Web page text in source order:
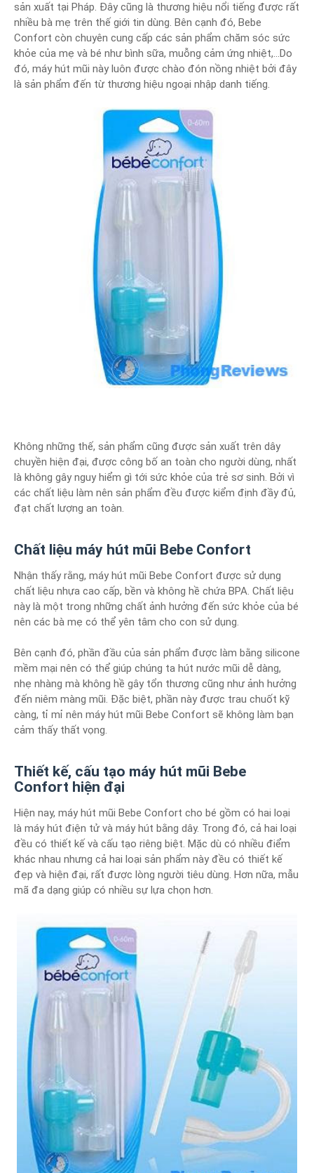
sản xuất tại Pháp. Đây cũng là thương hiệu nổi tiếng được rất
nhiều bà mẹ trên thế giới tin dùng. Bên cạnh đó, Bebe
Confort còn chuyên cung cấp các sản phẩm chăm sóc sức
khỏe của mẹ và bé như bình sữa, muỗng cảm ứng nhiệt,…Do
đó, máy hút mũi này luôn được chào đón nồng nhiệt bởi đây
là sản phẩm đến từ thương hiệu ngoại nhập danh tiếng.
Không những thế, sản phẩm cũng được sản xuất trên dây
chuyền hiện đại, được công bố an toàn cho người dùng, nhất
là không gây nguy hiểm gì tới sức khỏe của trẻ sơ sinh. Bởi vì
các chất liệu làm nên sản phẩm đều được kiểm định đầy đủ,
đạt chất lượng an toàn.
Chất liệu máy hút mũi Bebe Confort
Nhận thấy rằng, máy hút mũi Bebe Confort được sử dụng
chất liệu nhựa cao cấp, bền và không hề chứa BPA. Chất liệu
này là một trong những chất ảnh hưởng đến sức khỏe của bé
nên các bà mẹ có thể yên tâm cho con sử dụng.
Bên cạnh đó, phần đầu của sản phẩm được làm bằng silicone
mềm mại nên có thể giúp chúng ta hút nước mũi dễ dàng,
nhẹ nhàng mà không hề gây tổn thương cũng như ảnh hưởng
đến niêm màng mũi. Đặc biệt, phần này được trau chuốt kỹ
càng, tỉ mỉ nên máy hút mũi Bebe Confort sẽ không làm bạn
cảm thấy thất vọng.
Thiết kế, cấu tạo máy hút mũi Bebe
Confort hiện đại
Hiện nay, máy hút mũi Bebe Confort cho bé gồm có hai loại
là máy hút điện tử và máy hút bằng dây. Trong đó, cả hai loại
đều có thiết kế và cấu tạo riêng biệt. Mặc dù có nhiều điểm
khác nhau nhưng cả hai loại sản phẩm này đều có thiết kế
đẹp và hiện đại, rất được lòng người tiêu dùng. Hơn nữa, mẫu
mã đa dạng giúp có nhiều sự lựa chọn hơn.